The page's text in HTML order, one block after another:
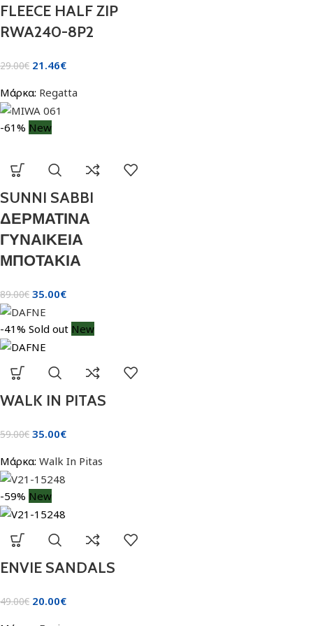
FLEECE HALF ZIP
RWA240-8P2
29.00€ 21.46€
Μάρκα: Regatta
-61% New
SUNNI SABBI
ΔΕΡΜΑΤΙΝΑ
ΓΥΝΑΙΚΕΙΑ
ΜΠΟΤΑΚΙΑ
89.00€ 35.00€
-41% Sold out New
WALK IN PITAS
59.00€ 35.00€
Μάρκα: Walk In Pitas
-59% New
ENVIE SANDALS
49.00€ 20.00€